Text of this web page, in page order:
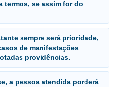
Obras
Colaborativa
termos, se assim for do
sempre será prioridade,
de manifestações
providências.
a pessoa atendida porderá